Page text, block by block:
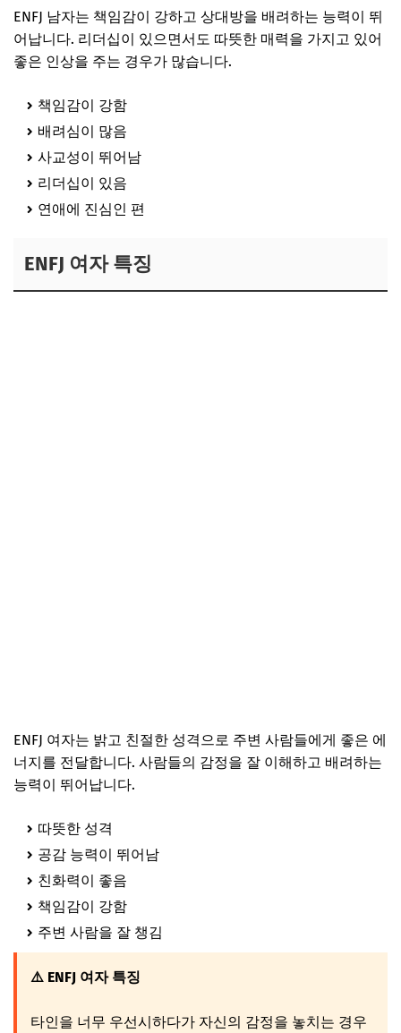
ENFJ 남자는 책임감이 강하고 상대방을 배려하는 능력이 뛰
어납니다. 리더십이 있으면서도 따뜻한 매력을 가지고 있어
좋은 인상을 주는 경우가 많습니다.
책임감이 강함
배려심이 많음
사교성이 뛰어남
리더십이 있음
연애에 진심인 편
ENFJ 여자 특징
ENFJ 여자는 밝고 친절한 성격으로 주변 사람들에게 좋은 에
너지를 전달합니다. 사람들의 감정을 잘 이해하고 배려하는
능력이 뛰어납니다.
따뜻한 성격
공감 능력이 뛰어남
친화력이 좋음
책임감이 강함
주변 사람을 잘 챙김
⚠️ ENFJ 여자 특징
타인을 너무 우선시하다가 자신의 감정을 놓치는 경우